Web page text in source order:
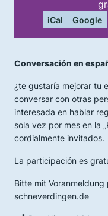
iCal Google
Conversación en
¿te gustaría mejorar tu
conversar con otras
interesada en hablar
sola vez por mes en la
cordialmente invitados.
La participación es
Bitte mit
schneverdingen.de